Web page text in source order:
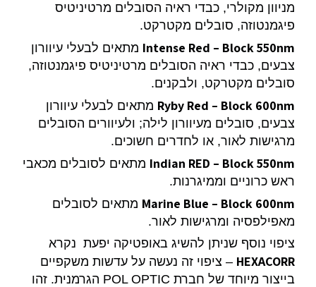
מניוון מקולרי, כבדי ראיה הסובלים מרטיניטיס
פיגמנטוזה, סובלים מקטרקט.
Intense Red – Block 550nm מתאים לבעלי עיוורון
צבעים, כבדי ראיה הסובלים מרטיניטיס פיגמנטוזה,
סובלים מקטרקט, ולבקנים.
Ryby Red – Block 600nm מתאים לבעלי עיוורון
צבעים, סובלים מעיוורון לילה; ולעיוורים הסובלים
מרגישות לאור, או לחדרים חשוכים.
Indian RED – Block 550nm מתאים לסובלים מכאבי
ראש כרוניים וממיגרנות.
Marine Blue – Block 600nm מתאים לסובלים
מאפילפסיה ומרגישות לאור.
ציפוי נוסף שניתן להשיג באופטיקה יפעת נקרא
HEXACORR – ציפוי זה נעשה על עדשות משקפיים
בייצור מיוחד של חברת POL OPTIC הגרמנית. זהו